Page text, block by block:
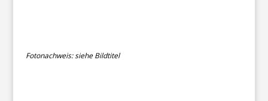
Fotonachweis: siehe Bildtitel